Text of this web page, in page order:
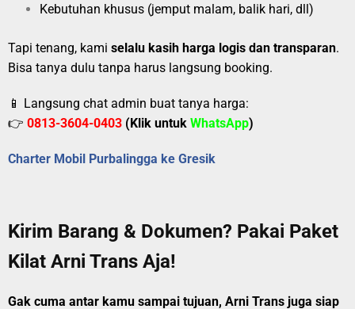
Kebutuhan khusus (jemput malam, balik hari, dll)
Tapi tenang, kami selalu kasih harga logis dan transparan.
Bisa tanya dulu tanpa harus langsung booking.
📱 Langsung chat admin buat tanya harga:
👉 0813-3604-0403 (Klik untuk WhatsApp)
Charter Mobil Purbalingga ke Gresik
Kirim Barang & Dokumen? Pakai Paket
Kilat Arni Trans Aja!
Gak cuma antar kamu sampai tujuan, Arni Trans juga siap